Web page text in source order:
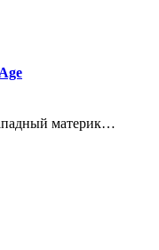
материк…